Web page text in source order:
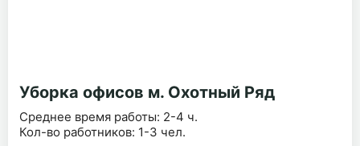
Уборка офисов м. Охотный Ряд
Среднее время работы: 2-4 ч.
Кол-во работников: 1-3 чел.